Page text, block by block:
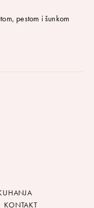
pestom i šunkom
KONTAKT